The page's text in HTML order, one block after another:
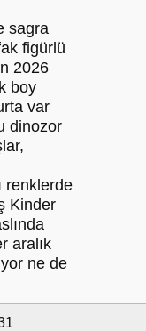
sagra
figürlü
2026
boy
var
dinozor
renklerde
Kinder
aralık
ne de